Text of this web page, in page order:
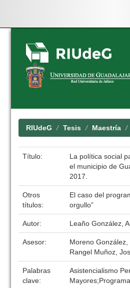
Skip
navigation
RIUdeG Tesis Maestría
Título:
La política social
el municipio de
2017.
Otros
títulos:
El caso del
orgullo”
Autor: Leaño González,
Asesor:
Moreno
Rangel Muñoz,
Palabras
clave:
Asistencialismo